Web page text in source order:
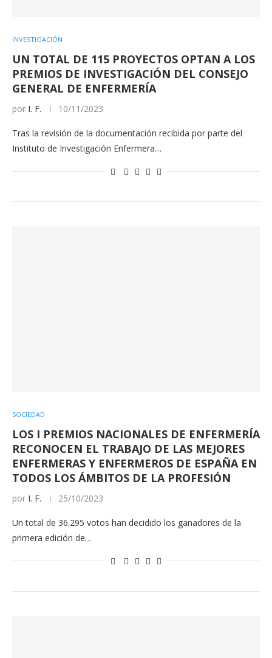
INVESTIGACIÓN
UN TOTAL DE 115 PROYECTOS OPTAN A LOS
PREMIOS DE INVESTIGACIÓN DEL CONSEJO
GENERAL DE ENFERMERÍA
por I. F. 10/11/2023
Tras la revisión de la documentación recibida por parte del
Instituto de Investigación Enfermera…
SOCIEDAD
LOS I PREMIOS NACIONALES DE ENFERMERÍA
RECONOCEN EL TRABAJO DE LAS MEJORES
ENFERMERAS Y ENFERMEROS DE ESPAÑA EN
TODOS LOS ÁMBITOS DE LA PROFESIÓN
por I. F. 25/10/2023
Un total de 36.295 votos han decidido los ganadores de la
primera edición de…